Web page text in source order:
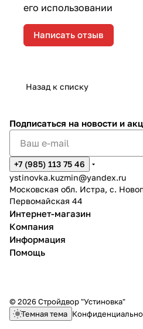
его использовании
Написать отзыв
Назад к списку
Подписаться на новости и
+7 (985) 113 75 46
ystinovka.kuzmin@yandex.ru
Московская обл. Истра, с.
Первомайская 44
Интернет-магазин
Компания
Информация
Помощь
© 2026 Стройдвор "Устиновка"
Темная тема